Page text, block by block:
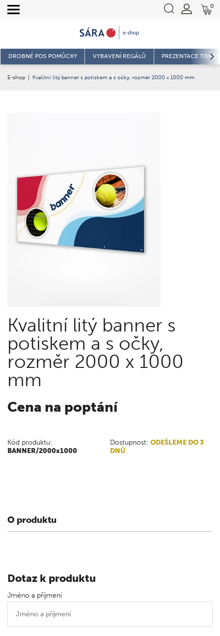
0
DROBNÉ POS POMŮCKY VYBAVENÍ REGÁLŮ PREZENTACE
E-shop Kvalitní litý banner s potiskem a s očky, rozměr 2000 x 1000 mm
Kvalitní litý banner s
potiskem a s očky,
rozměr 2000 x 1000
mm
Cena na poptání
Kód produktu:
BANNER/2000x1000
Dostupnost: ODEŠLEME DO 3
DNŮ
O produktu
Dotaz k produktu
Jméno a příjmení